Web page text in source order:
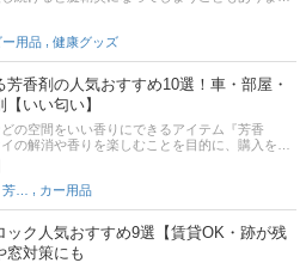
のお世話をたくさんしたいのに、手首が痛くて
しまったらたいへんですよね。この記事では、
軽減するためのサポーターのおすすめ商品を紹
産後の工夫や、腱鞘炎になってしまったときの
ので、手首に痛みを感じている方やこれから出
ぜひ参考にしてください。
ー用品 健康グッズ
芳香剤の人気おすすめ10選！車・部屋・
いい匂い】
の空間をいい香りにできるアイテム『芳香
の解消や香りを楽しむことを目的に、購入を考
ょう。しかし、芳香剤といっても種類が非常に
選べばいいか迷ってしまいますよね。そこでこ
選び方からおすすめの商品までを徹底解説！ド
ムを中心に紹介していくので、ぜひ参考にして
カー用品
ック人気おすすめ9選【賃貸OK・跡が残
窓対策にも